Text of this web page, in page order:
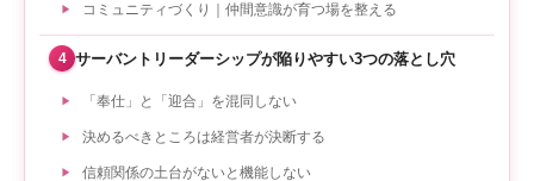
コミュニティづくり｜仲間意識が育つ場を整える
4 サーバントリーダーシップが陥りやすい3つの落とし穴
「奉仕」と「迎合」を混同しない
決めるべきところは経営者が決断する
信頼関係の土台がないと機能しない